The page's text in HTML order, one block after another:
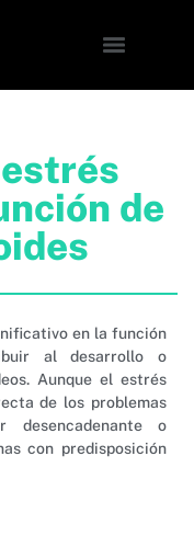
de
en la función
al desarrollo o
Aunque el estrés
de los problemas
o
con predisposición